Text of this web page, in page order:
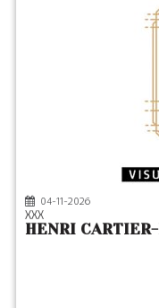
04-11-2026
XXX
HENRI